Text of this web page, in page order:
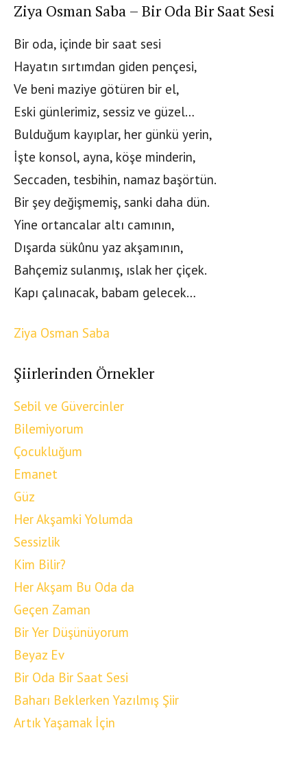
Ziya Osman Saba – Bir Oda Bir Saat Sesi
Bir oda, içinde bir saat sesi
Hayatın sırtımdan giden pençesi,
Ve beni maziye götüren bir el,
Eski günlerimiz, sessiz ve güzel…
Bulduğum kayıplar, her günkü yerin,
İşte konsol, ayna, köşe minderin,
Seccaden, tesbihin, namaz başörtün.
Bir şey değişmemiş, sanki daha dün.
Yine ortancalar altı camının,
Dışarda sükûnu yaz akşamının,
Bahçemiz sulanmış, ıslak her çiçek.
Kapı çalınacak, babam gelecek…
Ziya Osman Saba
Şiirlerinden Örnekler
Sebil ve Güvercinler
Bilemiyorum
Çocukluğum
Emanet
Güz
Her Akşamki Yolumda
Sessizlik
Kim Bilir?
Her Akşam Bu Oda da
Geçen Zaman
Bir Yer Düşünüyorum
Beyaz Ev
Bir Oda Bir Saat Sesi
Baharı Beklerken Yazılmış Şiir
Artık Yaşamak İçin